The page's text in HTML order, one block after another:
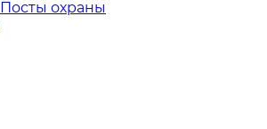
Посты охраны